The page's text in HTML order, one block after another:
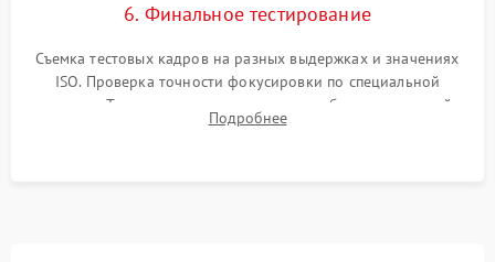
6. Финальное тестирование
Съемка тестовых кадров на разных выдержках и значениях
ISO. Проверка точности фокусировки по специальной
мишени. Тест записи на карту памяти, работы встроенной
вспышки, микрофона и всех кнопок управления.
Подробнее